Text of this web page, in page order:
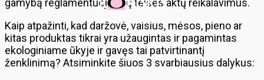
gamybą reglamentuojančių teisės aktų reikalavimus.
Kaip atpažinti, kad daržovė, vaisius, mėsos, pieno ar
kitas produktas tikrai yra užaugintas ir pagamintas
ekologiniame ūkyje ir gavęs tai patvirtinantį
ženklinimą? Atsiminkite šiuos 3 svarbiausius dalykus: